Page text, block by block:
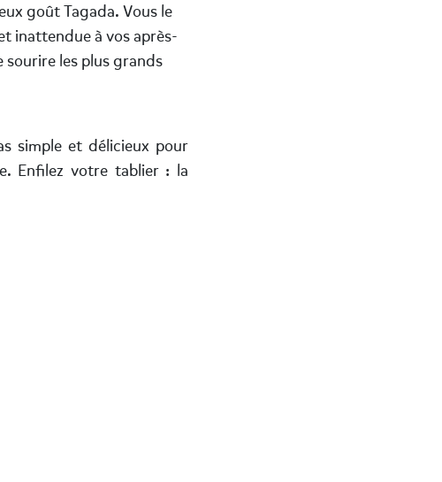
goût Tagada. Vous le
inattendue à vos après-
les plus grands
simple et délicieux pour
Enfilez votre tablier : la